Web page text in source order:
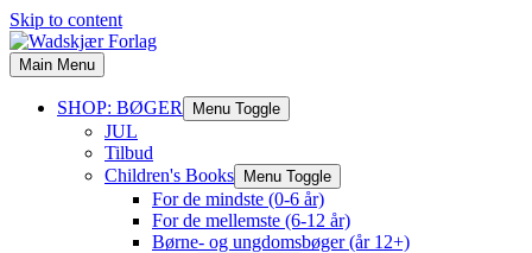
Skip to content
Main Menu
SHOP: BØGER Menu Toggle
JUL
Tilbud
Children's Books
Menu Toggle
For de mindste (0-6 år)
For de mellemste (6-12 år)
Børne- og ungdomsbøger (år 12+)